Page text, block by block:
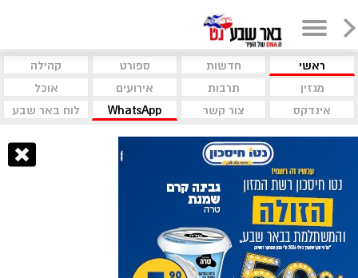
ראשי חדשות ספורט
קהילה
מגזין
תרבות אירועים
אוכל
אינדקס
צור קשר WhatsApp לוח באר שבע